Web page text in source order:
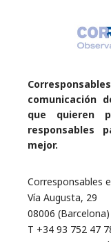
comunicación
que quieren
responsables
mejor.
Corresponsables
Vía Augusta, 29
08006 (Barcelona)
T +34 93 752 47